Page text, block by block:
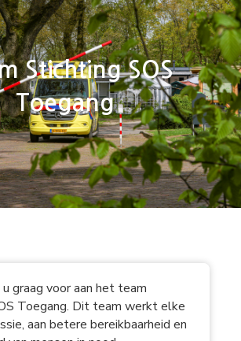
Stichting SOS
Toegang
graag voor aan het team
Toegang. Dit team werkt elke
aan betere bereikbaarheid en